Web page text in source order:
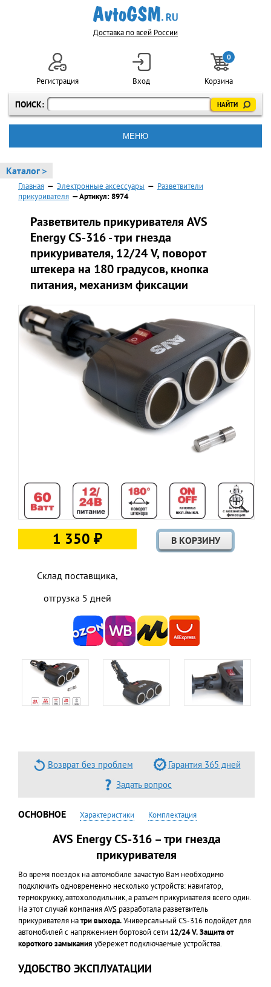
Доставка по всей России
ПОИСК:
Регистрация Вход
0
Корзина
МЕНЮ
Каталог >
Главная — Электронные аксессуары — Разветвители
прикуривателя — Артикул: 8974
Разветвитель прикуривателя AVS
Energy CS-316 - три гнезда
прикуривателя, 12/24 V, поворот
штекера на 180 градусов, кнопка
питания, механизм фиксации
1 350 ₽
Склад поставщика,
отгрузка 5 дней
Возврат без проблем
Гарантия 365 дней
Задать вопрос
ОСНОВНОЕ Характеристики Комплектация
AVS Energy CS-316 – три гнезда
прикуривателя
Во время поездок на автомобиле зачастую Вам необходимо
подключить одновременно несколько устройств: навигатор,
термокружку, автохолодильник, а разъем прикуривателя всего один.
На этот случай компания AVS разработала разветвитель
прикуривателя натри выхода.Универсальный CS-316 подойдет для
автомобилей с напряжением бортовой сети 12/24 V.Защита от
короткого замыкания убережет подключаемые устройства.
УДОБСТВО ЭКСПЛУАТАЦИИ